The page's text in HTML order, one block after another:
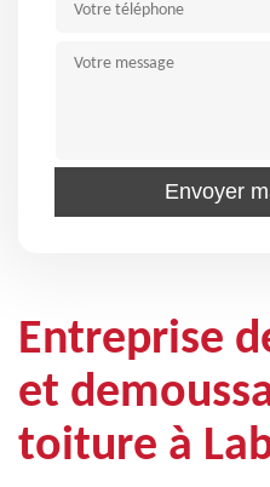
Entreprise
et
toiture à